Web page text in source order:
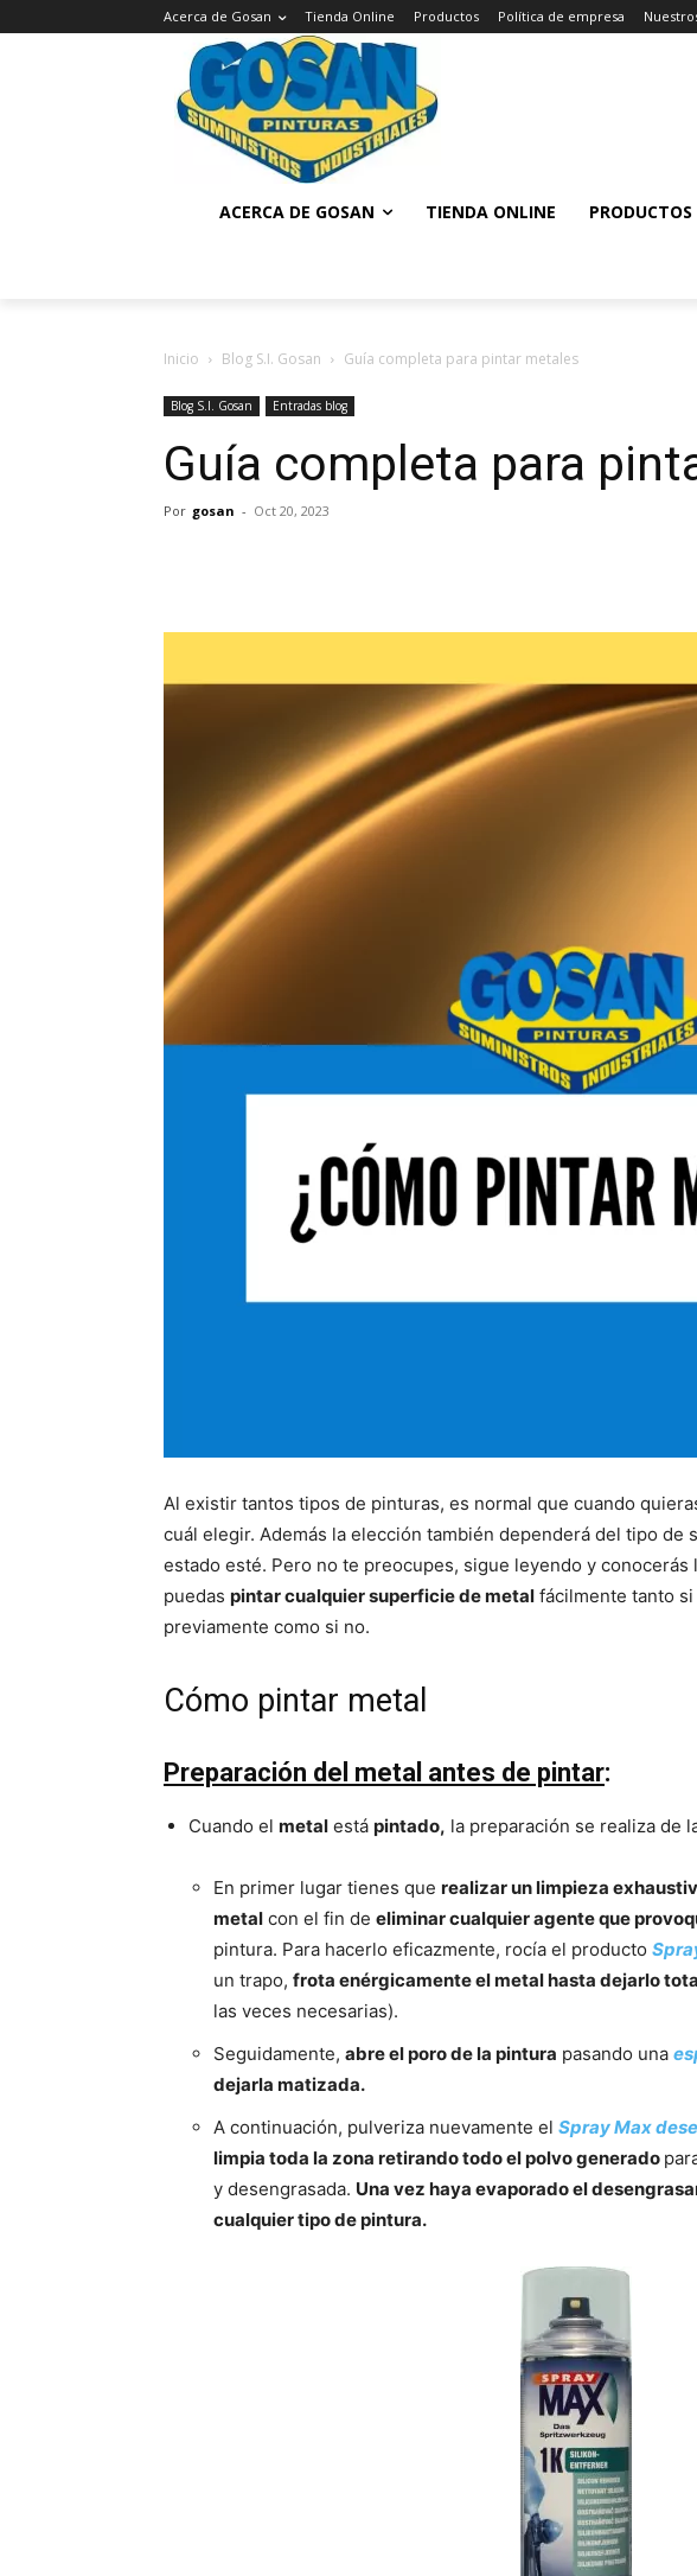
Acerca de Gosan Tienda Online Productos Política de empresa
ACERCA DE GOSAN TIENDA ONLINE PRODUCTOS
Inicio Blog S.I. Gosan Guía completa para pintar metales
Blog S.I. Gosan Entradas blog
Guía completa para
Por gosan - Oct 20, 2023
Al existir tantos tipos de pinturas, es normal que cuando
cuál elegir. Además la elección también dependerá del tipo de
estado esté. Pero no te preocupes, sigue leyendo y conocerás
puedas pintar cualquier superficie de metal fácilmente tanto
previamente como si no.
Cómo pintar metal
Preparación del metal antes de pintar:
Cuando el metal está pintado, la preparación se realiza de
En primer lugar tienes que realizar un limpieza
metal con el fin de eliminar cualquier agente que
pintura. Para hacerlo eficazmente, rocía el producto
un trapo, frota enérgicamente el metal hasta dejarlo
las veces necesarias).
Seguidamente, abre el poro de la pintura pasando una
dejarla matizada.
A continuación, pulveriza nuevamente el Spray Max
limpia toda la zona retirando todo el polvo generado
y desengrasada. Una vez haya evaporado el
cualquier tipo de pintura.